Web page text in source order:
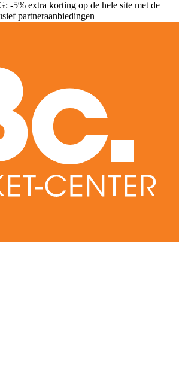
5% extra korting op de hele site met de
partneraanbiedingen